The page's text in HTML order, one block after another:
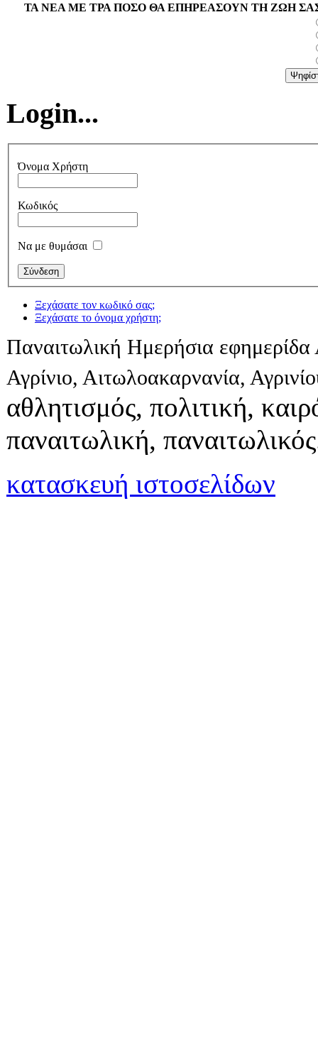
ΤΑ ΝΕΑ ΜΕ ΤΡΑ ΠΟΣΟ ΘΑ ΕΠΗΡΕΑΣΟΥΝ ΤΗ ΖΩΗ
Login...
Όνομα Χρήστη
Κωδικός
Να με θυμάσαι
Ξεχάσατε τον κωδικό σας;
Ξεχάσατε το όνομα χρήστη;
Παναιτωλική Ημερήσια εφημερίδα
Αγρίνιο, Αιτωλοακαρνανία,
αθλητισμός, πολιτική,
παναιτωλική,
κατασκευή ιστοσελίδων